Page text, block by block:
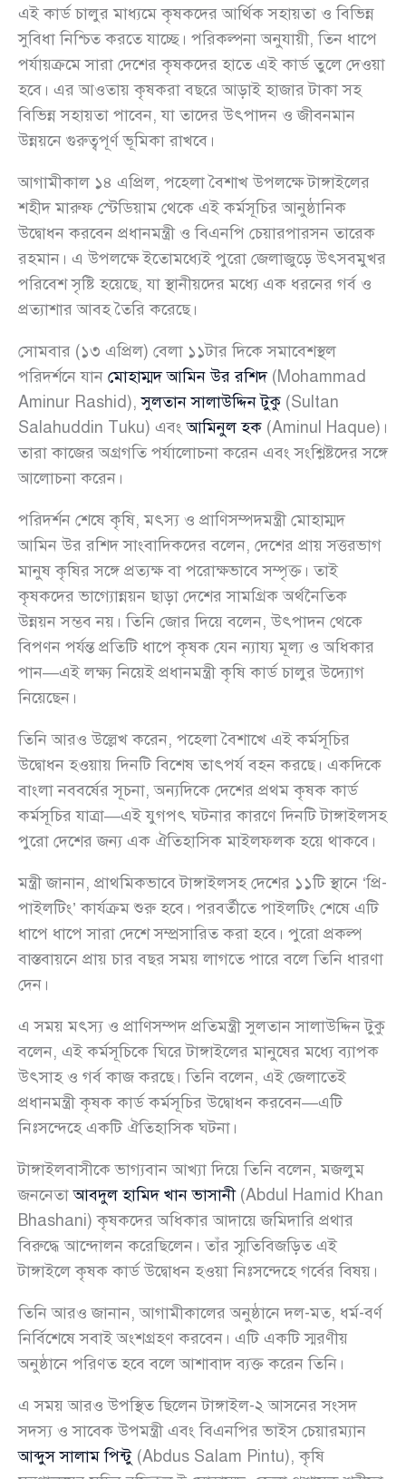
এই কার্ড চালুর মাধ্যমে কৃষকদের আর্থিক সহায়তা ও বিভিন্ন
সুবিধা নিশ্চিত করতে যাচ্ছে। পরিকল্পনা অনুযায়ী, তিন ধাপে
পর্যায়ক্রমে সারা দেশের কৃষকদের হাতে এই কার্ড তুলে দেওয়া
হবে। এর আওতায় কৃষকরা বছরে আড়াই হাজার টাকা সহ
বিভিন্ন সহায়তা পাবেন, যা তাদের উৎপাদন ও জীবনমান
উন্নয়নে গুরুত্বপূর্ণ ভূমিকা রাখবে।
আগামীকাল ১৪ এপ্রিল, পহেলা বৈশাখ উপলক্ষে টাঙ্গাইলের
শহীদ মারুফ স্টেডিয়াম থেকে এই কর্মসূচির আনুষ্ঠানিক
উদ্বোধন করবেন প্রধানমন্ত্রী ও বিএনপি চেয়ারপারসন তারেক
রহমান। এ উপলক্ষে ইতোমধ্যেই পুরো জেলাজুড়ে উৎসবমুখর
পরিবেশ সৃষ্টি হয়েছে, যা স্থানীয়দের মধ্যে এক ধরনের গর্ব ও
প্রত্যাশার আবহ তৈরি করেছে।
সোমবার (১৩ এপ্রিল) বেলা ১১টার দিকে সমাবেশস্থল
পরিদর্শনে যান মোহাম্মদ আমিন উর রশিদ(Mohammad
Aminur Rashid),সুলতান সালাউদ্দিন টুকু (Sultan
Salahuddin Tuku) এবংআমিনুল হক (Aminul Haque)।
তারা কাজের অগ্রগতি পর্যালোচনা করেন এবং সংশ্লিষ্টদের সঙ্গে
আলোচনা করেন।
পরিদর্শন শেষে কৃষি, মৎস্য ও প্রাণিসম্পদমন্ত্রী মোহাম্মদ
আমিন উর রশিদ সাংবাদিকদের বলেন, দেশের প্রায় সত্তরভাগ
মানুষ কৃষির সঙ্গে প্রত্যক্ষ বা পরোক্ষভাবে সম্পৃক্ত। তাই
কৃষকদের ভাগ্যোন্নয়ন ছাড়া দেশের সামগ্রিক অর্থনৈতিক
উন্নয়ন সম্ভব নয়। তিনি জোর দিয়ে বলেন, উৎপাদন থেকে
বিপণন পর্যন্ত প্রতিটি ধাপে কৃষক যেন ন্যায্য মূল্য ও অধিকার
পান—এই লক্ষ্য নিয়েই প্রধানমন্ত্রী কৃষি কার্ড চালুর উদ্যোগ
নিয়েছেন।
তিনি আরও উল্লেখ করেন, পহেলা বৈশাখে এই কর্মসূচির
উদ্বোধন হওয়ায় দিনটি বিশেষ তাৎপর্য বহন করছে। একদিকে
বাংলা নববর্ষের সূচনা, অন্যদিকে দেশের প্রথম কৃষক কার্ড
কর্মসূচির যাত্রা—এই যুগপৎ ঘটনার কারণে দিনটি টাঙ্গাইলসহ
পুরো দেশের জন্য এক ঐতিহাসিক মাইলফলক হয়ে থাকবে।
মন্ত্রী জানান, প্রাথমিকভাবে টাঙ্গাইলসহ দেশের ১১টি স্থানে ‘প্রি-
পাইলটিং’ কার্যক্রম শুরু হবে। পরবর্তীতে পাইলটিং শেষে এটি
ধাপে ধাপে সারা দেশে সম্প্রসারিত করা হবে। পুরো প্রকল্প
বাস্তবায়নে প্রায় চার বছর সময় লাগতে পারে বলে তিনি ধারণা
দেন।
এ সময় মৎস্য ও প্রাণিসম্পদ প্রতিমন্ত্রী সুলতান সালাউদ্দিন টুকু
বলেন, এই কর্মসূচিকে ঘিরে টাঙ্গাইলের মানুষের মধ্যে ব্যাপক
উৎসাহ ও গর্ব কাজ করছে। তিনি বলেন, এই জেলাতেই
প্রধানমন্ত্রী কৃষক কার্ড কর্মসূচির উদ্বোধন করবেন—এটি
নিঃসন্দেহে একটি ঐতিহাসিক ঘটনা।
টাঙ্গাইলবাসীকে ভাগ্যবান আখ্যা দিয়ে তিনি বলেন, মজলুম
জননেতাআবদুল হামিদ খান ভাসানী(Abdul Hamid Khan
Bhashani) কৃষকদের অধিকার আদায়ে জমিদারি প্রথার
বিরুদ্ধে আন্দোলন করেছিলেন। তাঁর স্মৃতিবিজড়িত এই
টাঙ্গাইলে কৃষক কার্ড উদ্বোধন হওয়া নিঃসন্দেহে গর্বের বিষয়।
তিনি আরও জানান, আগামীকালের অনুষ্ঠানে দল-মত, ধর্ম-বর্ণ
নির্বিশেষে সবাই অংশগ্রহণ করবেন। এটি একটি স্মরণীয়
অনুষ্ঠানে পরিণত হবে বলে আশাবাদ ব্যক্ত করেন তিনি।
এ সময় আরও উপস্থিত ছিলেন টাঙ্গাইল-২ আসনের সংসদ
সদস্য ও সাবেক উপমন্ত্রী এবং বিএনপির ভাইস চেয়ারম্যান
আব্দুস সালাম পিন্টু (Abdus Salam Pintu), কৃষি